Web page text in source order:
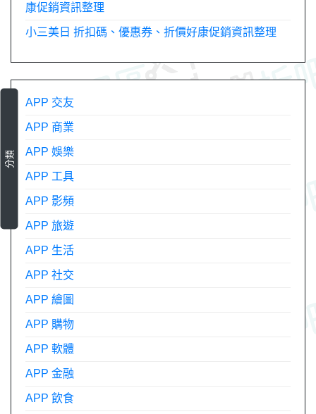
康促銷資訊整理
小三美日 折扣碼、優惠券、折價好康促銷資訊整理
分類
APP 交友
APP 商業
APP 娛樂
APP 工具
APP 影頻
APP 旅遊
APP 生活
APP 社交
APP 繪圖
APP 購物
APP 軟體
APP 金融
APP 飲食